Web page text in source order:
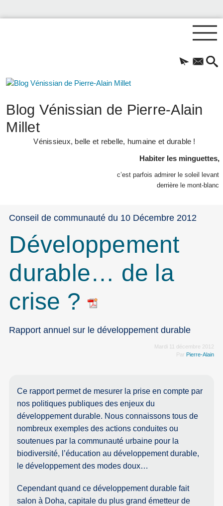
Blog Vénissian de Pierre-Alain
Millet
Vénissieux, belle et rebelle, humaine et durable !
Habiter les minguettes,
c’est parfois admirer le soleil levant
derrière le mont-blanc
Conseil de communauté du 10 Décembre 2012
Développement
durable… de la
crise ?
Rapport annuel sur le développement durable
Mardi 11 décembre 2012
Par Pierre-Alain
Ce rapport permet de mesurer la prise en compte par
nos politiques publiques des enjeux du
développement durable. Nous connaissons tous de
nombreux exemples des actions conduites ou
soutenues par la communauté urbaine pour la
biodiversité, l’éducation au développement durable,
le développement des modes doux…
Cependant quand ce développement durable fait
salon à Doha, capitale du plus grand émetteur de